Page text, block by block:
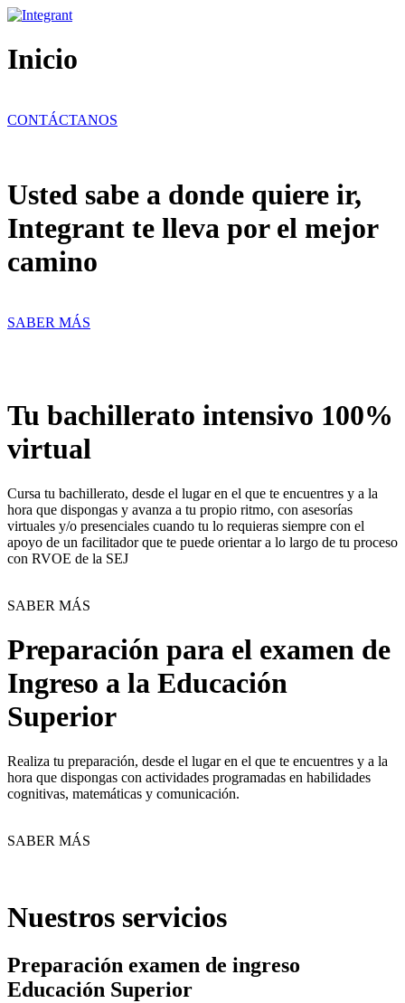
Ir
contenido
Inicio
CONTÁCTANOS
Usted sabe a donde quiere ir,
Integrant te lleva por el mejor
camino
SABER MÁS
Tu bachillerato intensivo 100%
virtual
Cursa tu bachillerato, desde el lugar en el que te encuentres y a la
hora que dispongas y avanza a tu propio ritmo, con asesorías
virtuales y/o presenciales cuando tu lo requieras siempre con el
apoyo de un facilitador que te puede orientar a lo largo de tu proceso
con RVOE de la SEJ
SABER MÁS
Preparación para el examen de
Ingreso a la Educación
Superior
Realiza tu preparación, desde el lugar en el que te encuentres y a la
hora que dispongas con actividades programadas en habilidades
cognitivas, matemáticas y comunicación.
SABER MÁS
Nuestros servicios
Preparación examen de ingreso
Educación Superior